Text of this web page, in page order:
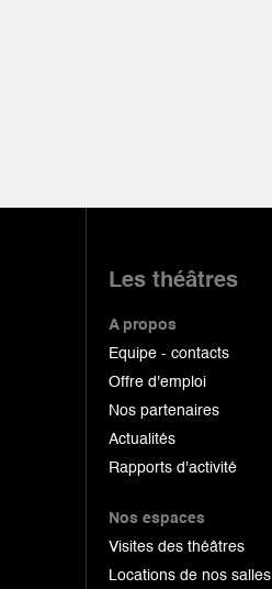
Les théâtres
A propos
Equipe - contacts
Offre d'emploi
Nos partenaires
Actualités
Rapports d'activité
Nos espaces
Visites des théâtres
Locations de nos salles